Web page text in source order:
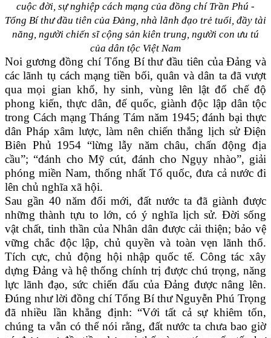
cuộc đời, sự nghiệp cách mạng của đồng chí Trần Phú -
Tổng Bí thư đầu tiên của Đảng, nhà lãnh đạo trẻ tuổi, đầy tài
năng, người chiến sĩ cộng sản kiên trung, người con ưu tú
của dân tộc Việt Nam
Noi gương đồng chí Tổng Bí thư đầu tiên của Đảng và
các lãnh tụ cách mạng tiền bối, quân và dân ta đã vượt
qua mọi gian khổ, hy sinh, vùng lên lật đổ chế độ
phong kiến, thực dân, đế quốc, giành độc lập dân tộc
trong Cách mạng Tháng Tám năm 1945; đánh bại thực
dân Pháp xâm lược, làm nên chiến thắng lịch sử Điện
Biên Phủ 1954 “lừng lẫy năm châu, chấn động địa
cầu”; “đánh cho Mỹ cút, đánh cho Ngụy nhào”, giải
phóng miền Nam, thống nhất Tổ quốc, đưa cả nước đi
lên chủ nghĩa xã hội.
Sau gần 40 năm đổi mới, đất nước ta đã giành được
những thành tựu to lớn, có ý nghĩa lịch sử. Đời sống
vật chất, tinh thần của Nhân dân được cải thiện; bảo vệ
vững chắc độc lập, chủ quyền và toàn vẹn lãnh thổ.
Tích cực, chủ động hội nhập quốc tế. Công tác xây
dựng Đảng và hệ thống chính trị được chú trọng, năng
lực lãnh đạo, sức chiến đấu của Đảng được nâng lên.
Đúng như lời đồng chí Tổng Bí thư Nguyễn Phú Trọng
đã nhiều lần khẳng định: “Với tất cả sự khiêm tốn,
chúng ta vẫn có thể nói rằng, đất nước ta chưa bao giờ